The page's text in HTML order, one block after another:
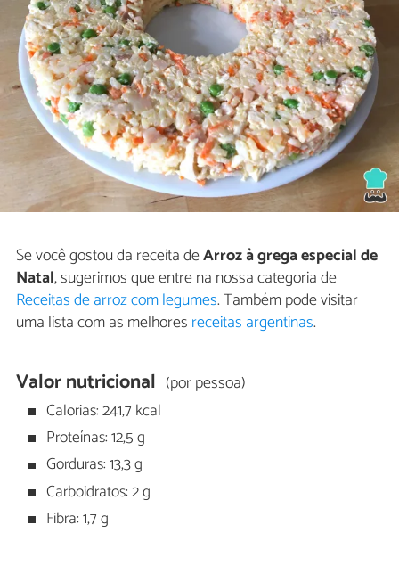
Se você gostou da receita deArroz à grega especial de
Natal, sugerimos que entre na nossa categoria de
Receitas de arroz com legumes. Também pode visitar
uma lista com as melhores receitas argentinas.
Valor nutricional (por pessoa)
Calorias: 241,7 kcal
Proteínas: 12,5 g
Gorduras: 13,3 g
Carboidratos: 2 g
Fibra: 1,7 g